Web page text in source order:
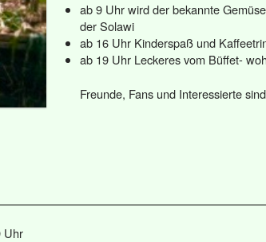
ab 9 Uhr wird der bekannte
der Solawi
ab 16 Uhr Kinderspaß und
ab 19 Uhr Leckeres vom Büffet-
Freunde, Fans und Interessierte
Uhr